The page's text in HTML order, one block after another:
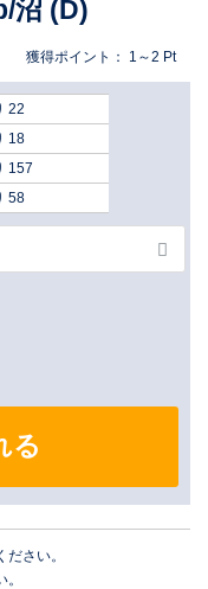
沼 (D)
獲得ポイント： 1～2 Pt
22
18
157
58
る
さい。